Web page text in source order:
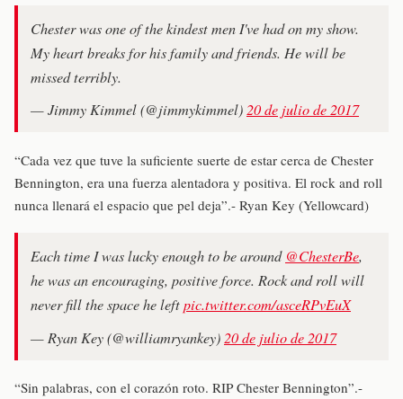
Chester was one of the kindest men I've had on my show.
My heart breaks for his family and friends. He will be
missed terribly.
— Jimmy Kimmel (@jimmykimmel)20 de julio de 2017
“Cada vez que tuve la suficiente suerte de estar cerca de Chester
Bennington, era una fuerza alentadora y positiva. El rock and roll
nunca llenará el espacio que pel deja”.- Ryan Key (Yellowcard)
Each time I was lucky enough to be around @ChesterBe,
he was an encouraging, positive force. Rock and roll will
never fill the space he leftpic.twitter.com/asceRPvEuX
— Ryan Key (@williamryankey) 20 de julio de 2017
“Sin palabras, con el corazón roto. RIP Chester Bennington”.-